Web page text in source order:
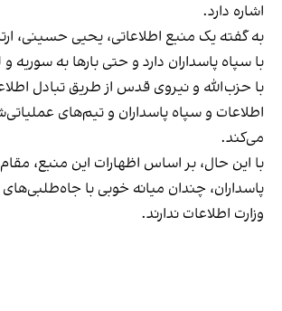
اشاره دارد.
به گفته یک منبع اطلاعاتی، یحیی حسینی،
با سپاه پاسداران دارد و حتی بارها به سوریه
با حزب‌الله و نیروی قدس از طریق تبادل
اطلاعات و سپاه پاسداران و تیم‌های
می‌کند.
با این حال، بر اساس اظهارات این منبع،
پاسداران، چندان میانه خوبی با
وزارت اطلاعات ندارند.